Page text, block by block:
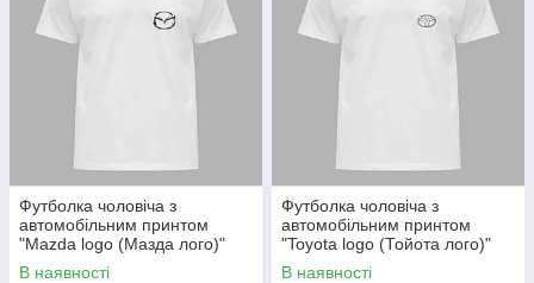
Футболка чоловіча з
автомобільним принтом
"Mazda logo (Мазда лого)"
(24012129)
В наявності
Футболка чоловіча з
автомобільним принтом
"Toyota logo (Тойота лого)"
(24012125)
В наявності